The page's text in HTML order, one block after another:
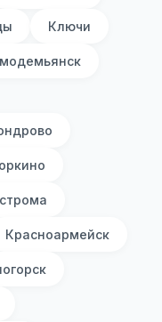
Ключи
Красноармейск